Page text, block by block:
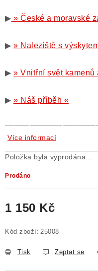
▶ » České a moravské
▶ » Naleziště s
▶ » Vnitřní svět kamenů
▶ » Náš příběh «
Více informací
Položka byla vyprodána…
Prodáno
1 150 Kč
Kód zboží: 25008
Tisk Zeptat se